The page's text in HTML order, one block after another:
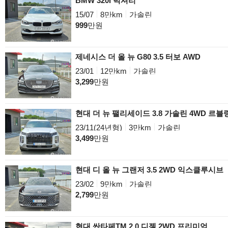
15/07
8만km
가솔린
999만원
제네시스 더 올 뉴 G80 3.5 터보 AWD
23/01
12만km
가솔린
3,299만원
현대 더 뉴 팰리세이드 3.8 가솔린 4WD 르블
23/11(24년형)
3만km
가솔린
3,499만원
현대 디 올 뉴 그랜저 3.5 2WD 익스클루시브
23/02
9만km
가솔린
2,799만원
현대 싼타페TM 2.0 디젤 2WD 프리미엄